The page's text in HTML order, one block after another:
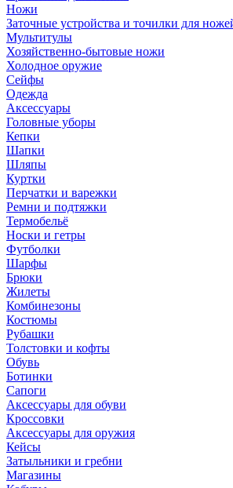
Ножи
Заточные устройства и точилки для
Мультитулы
Хозяйственно-бытовые ножи
Холодное оружие
Сейфы
Одежда
Аксессуары
Головные уборы
Кепки
Шапки
Шляпы
Куртки
Перчатки и варежки
Ремни и подтяжки
Термобельё
Носки и гетры
Футболки
Шарфы
Брюки
Жилеты
Комбинезоны
Костюмы
Рубашки
Толстовки и кофты
Обувь
Ботинки
Сапоги
Аксессуары для обуви
Кроссовки
Аксессуары для оружия
Кейсы
Затыльники и гребни
Магазины